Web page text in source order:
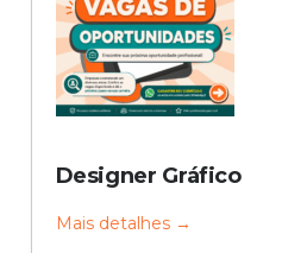
Designer Gráfico
Mais detalhes